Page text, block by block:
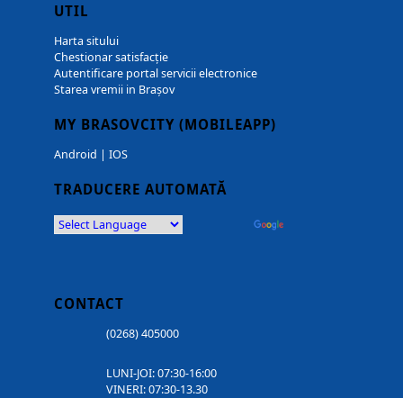
UTIL
Harta sitului
Chestionar satisfacție
Autentificare portal servicii electronice
Starea vremii in Brașov
MY BRASOVCITY (MOBILEAPP)
Android | IOS
TRADUCERE AUTOMATĂ
CONTACT
(0268) 405000
LUNI-JOI: 07:30-16:00
VINERI: 07:30-13.30